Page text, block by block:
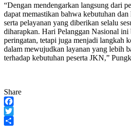
“Dengan mendengarkan langsung dari
dapat memastikan bahwa kebutuhan
serta pelayanan yang diberikan selalu
diharapkan. Hari Pelanggan Nasional ini
peringatan, tetapi juga menjadi langkah
dalam mewujudkan layanan yang lebih
terhadap kebutuhan peserta JKN,”
Share
Facebook
Twitter